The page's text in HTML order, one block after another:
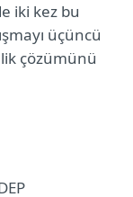
iki kez bu
üçüncü
çözümünü